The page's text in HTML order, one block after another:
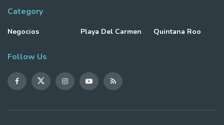
Category
Negocios Playa Del Carmen Quintana Roo
Follow Us